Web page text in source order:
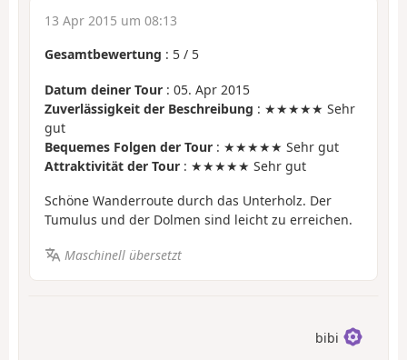
13 Apr 2015 um 08:13
Gesamtbewertung : 5 / 5
Datum deiner Tour : 05. Apr 2015
Zuverlässigkeit der Beschreibung : ★★★★★ Sehr
gut
Bequemes Folgen der Tour : ★★★★★ Sehr gut
Attraktivität der Tour : ★★★★★ Sehr gut
Schöne Wanderroute durch das Unterholz. Der
Tumulus und der Dolmen sind leicht zu erreichen.
Maschinell übersetzt
bibi